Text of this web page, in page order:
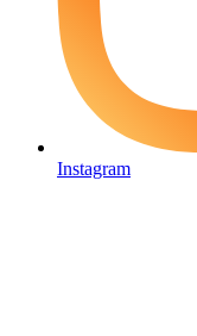
Instagram